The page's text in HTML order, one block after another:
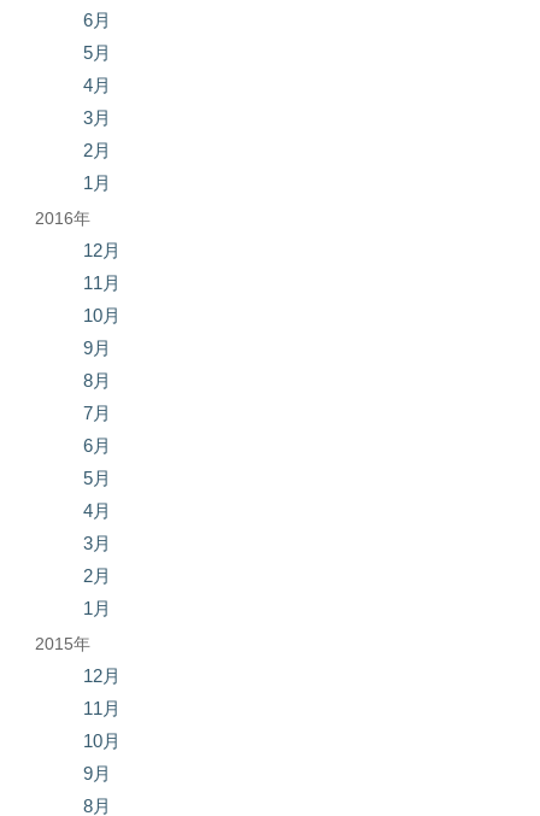
6月
5月
4月
3月
2月
1月
2016年
12月
11月
10月
9月
8月
7月
6月
5月
4月
3月
2月
1月
2015年
12月
11月
10月
9月
8月